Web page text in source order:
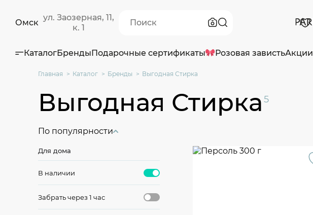
Омск
ул. Заозерная, 11,
к. 1
КаталогБрендыПодарочные сертификаты Розовая завистьАкции
Главная Каталог Бренды Выгодная Стирка
Выгодная Стирка 5
По популярности
Для дома
В наличии
Забрать через 1 час